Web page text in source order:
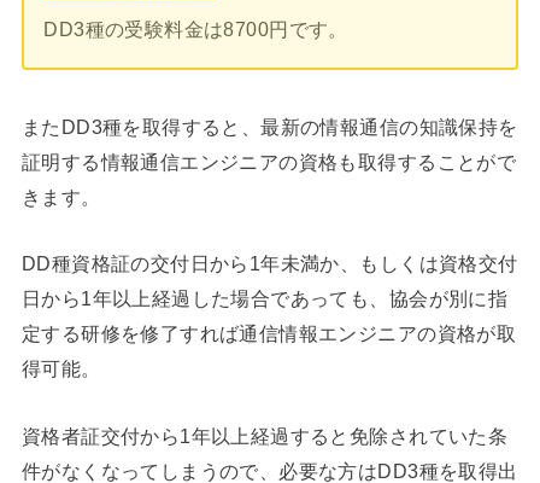
DD3種の受験料金は8700円です。
またDD3種を取得すると、最新の情報通信の知識保持を
証明する情報通信エンジニアの資格も取得することがで
きます。
DD種資格証の交付日から1年未満か、もしくは資格交付
日から1年以上経過した場合であっても、協会が別に指
定する研修を修了すれば通信情報エンジニアの資格が取
得可能。
資格者証交付から1年以上経過すると免除されていた条
件がなくなってしまうので、必要な方はDD3種を取得出